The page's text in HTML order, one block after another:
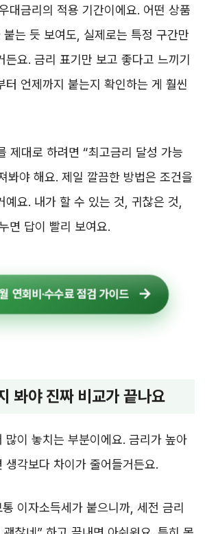
대금리의 적용 기간이에요. 어떤 상품
는 듯 보여도, 실제로는 특정 구간만
든요. 금리 표기만 보고 좋다고 느끼기
터 언제까지 붙는지 확인하는 게 훨씬
제대로 하려면 “최고금리 달성 가능
봐야 해요. 제일 깔끔한 방법은 조건을
예요. 내가 할 수 있는 것, 귀찮은 것,
면 답이 빨리 보여요.
연회비·수수료 점검 가이드
봐야 진짜 비교가 끝나요
많이 놓치는 부분이에요. 금리가 높아
생각보다 차이가 줄어들거든요.
이자소득세가 붙으니까, 세전 금리